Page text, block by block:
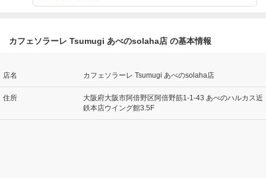
カフェソラーレ Tsumugi あべのsolaha店 の基本情報
店名 カフェソラーレ Tsumugi あべのsolaha店
住所
大阪府大阪市阿倍野区阿倍野筋1-1-43 あべのハルカス近
鉄本店ウイング館3.5F